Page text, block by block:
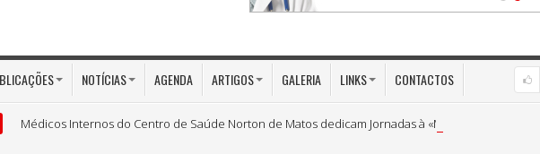
NOTÍCIAS AGENDA ARTIGOS GALERIA LINKS CONTACTOS
Médicos Internos do Centro de Saúde Norton de Matos dedicam Jornadas à «Medicina Preventiva»